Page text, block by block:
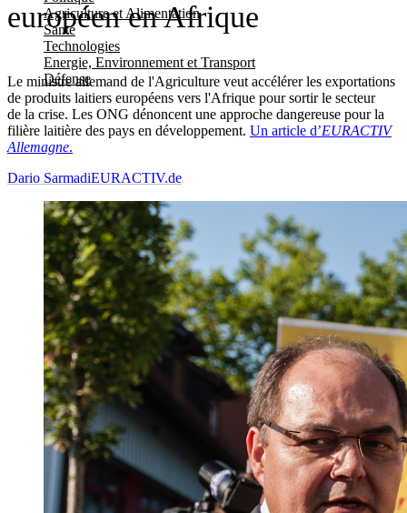
Agriculture et Alimentation
Santé
Technologies
Energie, Environnement et Transport
Défense
européen en Afrique
Le ministre allemand de l'Agriculture veut accélérer les exportations
de produits laitiers européens vers l'Afrique pour sortir le secteur
de la crise. Les ONG dénoncent une approche dangereuse pour la
filière laitière des pays en développement. Un article d’EURACTIV
Allemagne.
Dario SarmadiEURACTIV.de